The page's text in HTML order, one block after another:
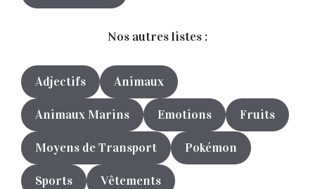
Nos autres listes :
Adjectifs Animaux
Animaux Marins Emotions Fruits
Moyens de Transport Pokémon
Sports Vêtements